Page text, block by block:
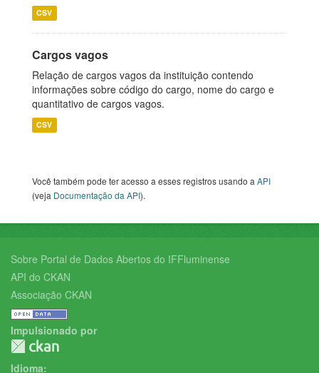
CSV
Cargos vagos
Relação de cargos vagos da instituição contendo
informações sobre código do cargo, nome do cargo e
quantitativo de cargos vagos.
CSV
Você também pode ter acesso a esses registros usando aAPI
(veja Documentação da API).
Sobre Portal de Dados Abertos do IFFluminense
API do CKAN
Associação CKAN
Impulsionado por
Idioma